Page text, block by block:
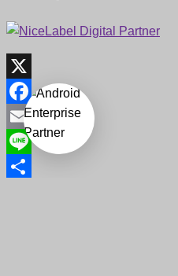
X
Facebook
Email
Line